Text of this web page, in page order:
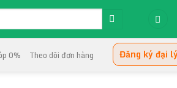
0% Theo dõi đơn hàng Đăng ký đại